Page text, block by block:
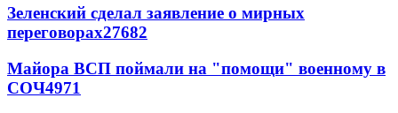
Зеленский сделал заявление о мирных
переговорах27682
Майора ВСП поймали на "помощи" военному в
СОЧ4971